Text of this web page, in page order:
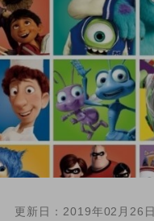
更新日： 2019年02月26日